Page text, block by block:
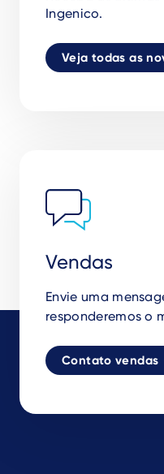
Ingenico.
Veja todas as
Vendas
Envie uma
responderemos o
Contato vendas